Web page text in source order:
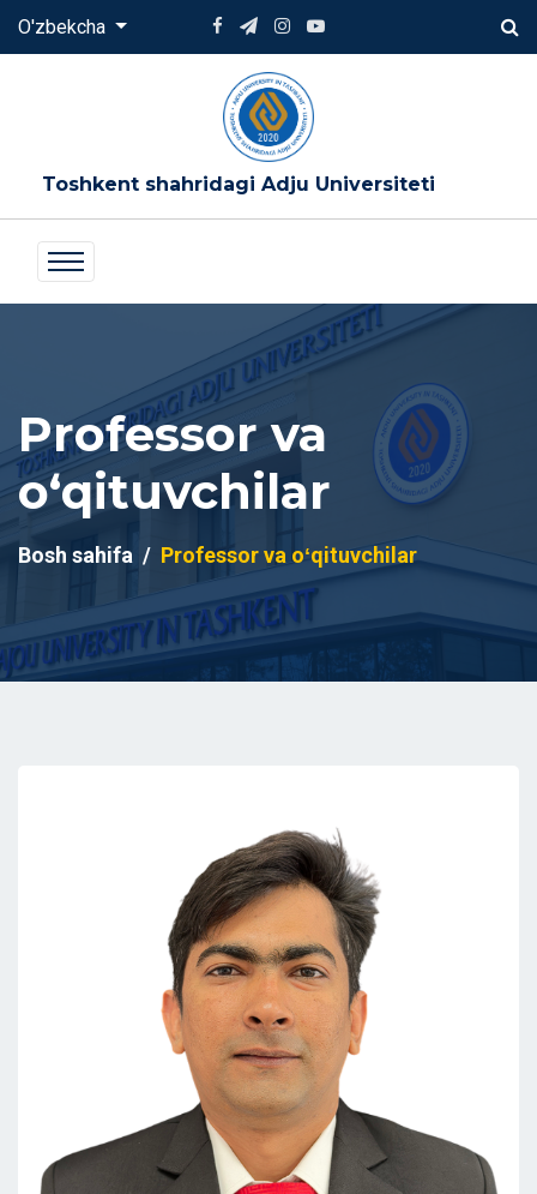
O'zbekcha
Toshkent shahridagi Adju Universiteti
Professor va
oʻqituvchilar
Bosh sahifa Professor va oʻqituvchilar